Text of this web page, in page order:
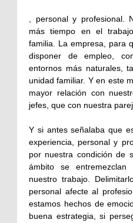
, personal y profesional.
más tiempo en el
familia. La empresa, para
disponer de empleo,
entornos más naturales,
unidad familiar. Y en este
mayor relación con
jefes, que con nuestra
Y si antes señalaba que
experiencia, personal y
por nuestra condición de
ámbito se
nuestro trabajo.
personal afecte al
estamos hechos de
buena estrategia, si